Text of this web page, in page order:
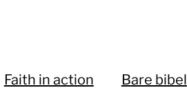
Faith in action Bare bibel